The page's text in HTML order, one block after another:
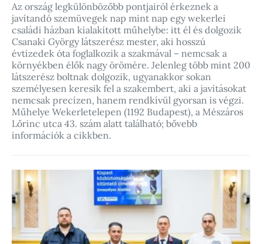
Az ország legkülönbözőbb pontjairól érkeznek a
javítandó szemüvegek nap mint nap egy wekerlei
családi házban kialakított műhelybe: itt él és dolgozik
Csanaki György látszerész mester, aki hosszú
évtizedek óta foglalkozik a szakmával – nemcsak a
környékben élők nagy örömére. Jelenleg több mint 200
látszerész boltnak dolgozik, ugyanakkor sokan
személyesen keresik fel a szakembert, aki a javításokat
nemcsak precízen, hanem rendkívül gyorsan is végzi.
Műhelye Wekerletelepen (1192 Budapest), a Mészáros
Lőrinc utca 43. szám alatt található; bővebb
információk a cikkben.